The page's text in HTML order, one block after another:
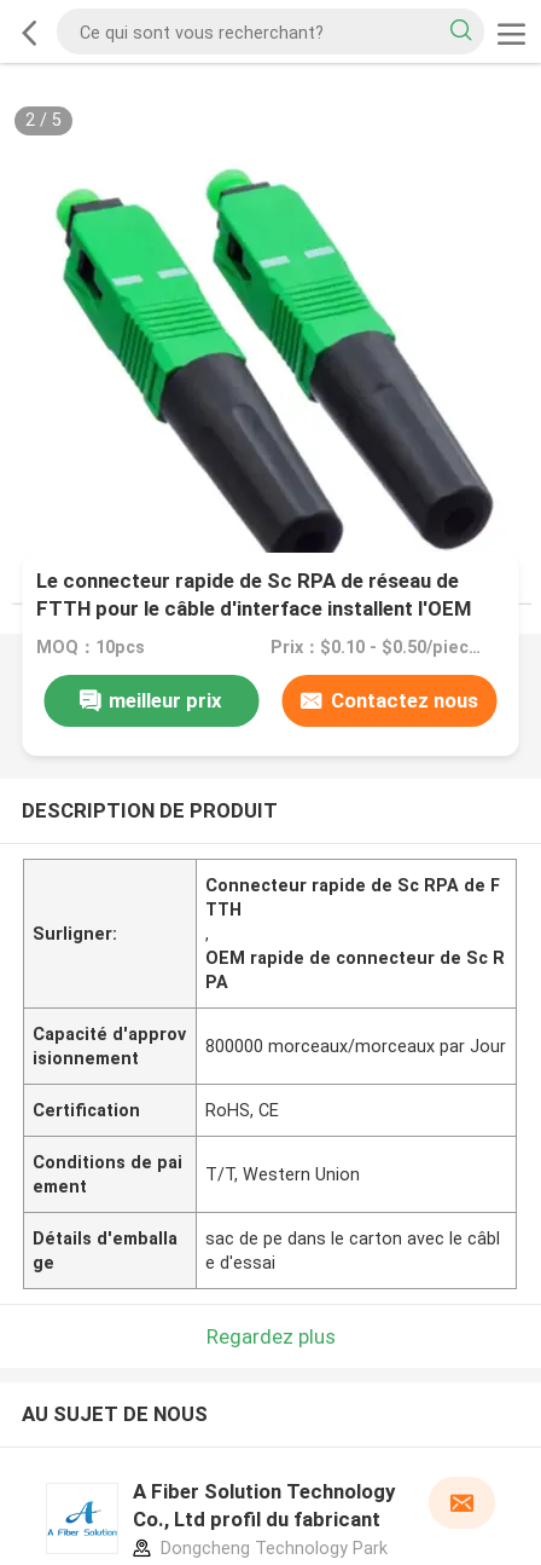
2/ 5
Le connecteur rapide de Sc RPA de réseau de
FTTH pour le câble d'interface installent l'OEM
MOQ：10pcs Prix：$0.10 - $0.50/pieces
meilleur prix Contactez nous
DESCRIPTION DE PRODUIT
Surligner:
Connecteur rapide de Sc RPA de F
TTH
,
OEM rapide de connecteur de Sc R
PA
Capacité d'approv
isionnement
800000 morceaux/morceaux par Jour
Certification RoHS, CE
Conditions de pai
ement
T/T, Western Union
Détails d'emballa
ge
sac de pe dans le carton avec le câbl
e d'essai
Regardez plus
AU SUJET DE NOUS
A Fiber Solution Technology
Co., Ltd profil du fabricant
Dongcheng Technology Park